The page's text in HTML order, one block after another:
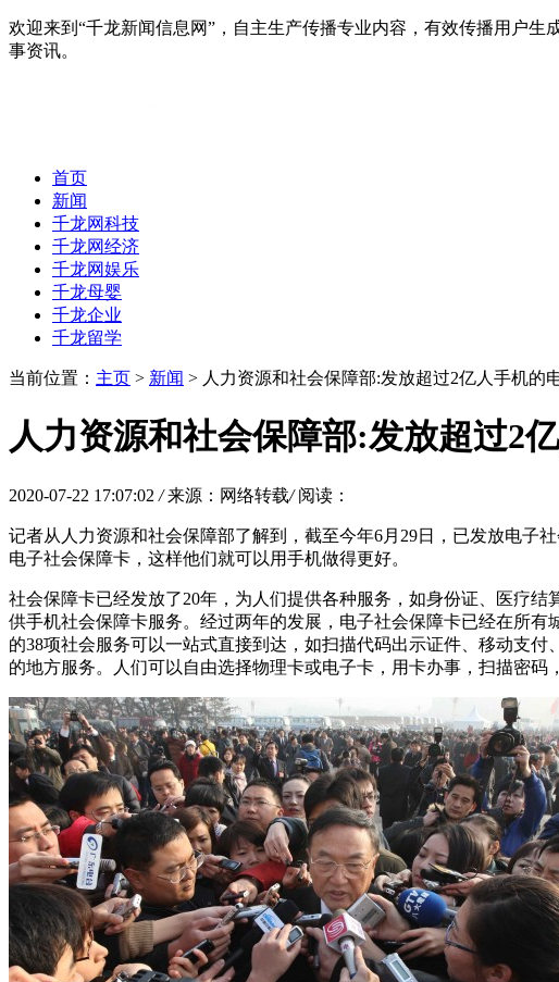
欢迎来到“千龙新闻信息网”，自主生产传播专业内容，有效传播用户
事资讯。
首页
新闻
千龙网科技
千龙网经济
千龙网娱乐
千龙母婴
千龙企业
千龙留学
当前位置： 主页 > 新闻 > 人力资源和社会保障部:发放超过2亿人手机的
人力资源和社会保障部:发放超过2
2020-07-22 17:07:02 / 来源：网络转载/ 阅读：
记者从人力资源和社会保障部了解到，截至今年6月29日，已发放电子
电子社会保障卡，这样他们就可以用手机做得更好。
社会保障卡已经发放了20年，为人们提供各种服务，如身份证、医疗
供手机社会保障卡服务。经过两年的发展，电子社会保障卡已经在所
的38项社会服务可以一站式直接到达，如扫描代码出示证件、移动支
的地方服务。人们可以自由选择物理卡或电子卡，用卡办事，扫描密码